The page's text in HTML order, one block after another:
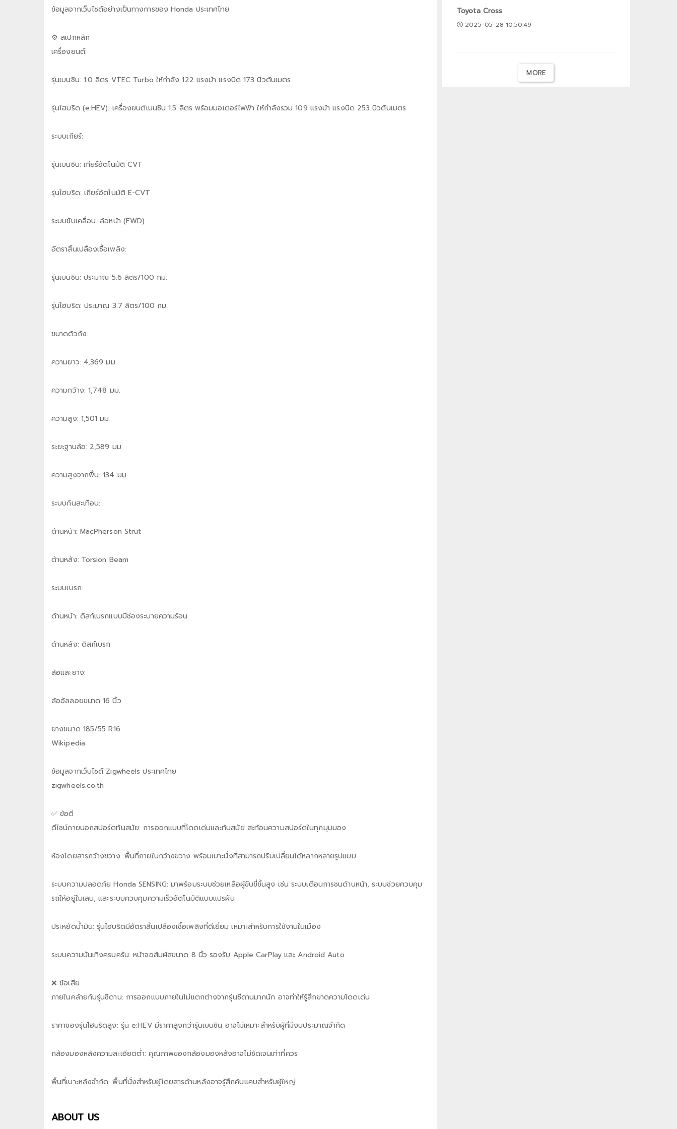
ข้อมูลจากเว็บไซต์อย่างเป็นทางการของ Honda ประเทศไทย
⚙️ สเปกหลัก
เครื่องยนต์:
รุ่นเบนซิน: 1.0 ลิตร VTEC Turbo ให้กำลัง 122 แรงม้า แรงบิด 173 นิวตันเมตร
รุ่นไฮบริด (e:HEV): เครื่องยนต์เบนซิน 1.5 ลิตร พร้อมมอเตอร์ไฟฟ้า ให้กำลังรวม 109 แรงม้า แรงบิด 253 นิวตันเมตร
ระบบเกียร์:
รุ่นเบนซิน: เกียร์อัตโนมัติ CVT
รุ่นไฮบริด: เกียร์อัตโนมัติ E-CVT
ระบบขับเคลื่อน: ล้อหน้า (FWD)
อัตราสิ้นเปลืองเชื้อเพลิง:
รุ่นเบนซิน: ประมาณ 5.6 ลิตร/100 กม.
รุ่นไฮบริด: ประมาณ 3.7 ลิตร/100 กม.
ขนาดตัวถัง:
ความยาว: 4,369 มม.
ความกว้าง: 1,748 มม.
ความสูง: 1,501 มม.
ระยะฐานล้อ: 2,589 มม.
ความสูงจากพื้น: 134 มม.
ระบบกันสะเทือน:
ด้านหน้า: MacPherson Strut
ด้านหลัง: Torsion Beam
ระบบเบรก:
ด้านหน้า: ดิสก์เบรกแบบมีช่องระบายความร้อน
ด้านหลัง: ดิสก์เบรก
ล้อและยาง:
ล้ออัลลอยขนาด 16 นิ้ว
ยางขนาด 185/55 R16
Wikipedia
ข้อมูลจากเว็บไซต์ Zigwheels ประเทศไทย
zigwheels.co.th
✅ ข้อดี
ดีไซน์ภายนอกสปอร์ตทันสมัย: การออกแบบที่โดดเด่นและทันสมัย สะท้อนความสปอร์ตในทุกมุมมอง
ห้องโดยสารกว้างขวาง: พื้นที่ภายในกว้างขวาง พร้อมเบาะนั่งที่สามารถปรับเปลี่ยนได้หลากหลายรูปแบบ
ระบบความปลอดภัย Honda SENSING: มาพร้อมระบบช่วยเหลือผู้ขับขี่ขั้นสูง เช่น ระบบเตือนการชนด้านหน้า, ระบบช่วยควบคุม
รถให้อยู่ในเลน, และระบบควบคุมความเร็วอัตโนมัติแบบแปรผัน
ประหยัดน้ำมัน: รุ่นไฮบริดมีอัตราสิ้นเปลืองเชื้อเพลิงที่ดีเยี่ยม เหมาะสำหรับการใช้งานในเมือง
ระบบความบันเทิงครบครัน: หน้าจอสัมผัสขนาด 8 นิ้ว รองรับ Apple CarPlay และ Android Auto
❌ ข้อเสีย
ภายในคล้ายกับรุ่นซีดาน: การออกแบบภายในไม่แตกต่างจากรุ่นซีดานมากนัก อาจทำให้รู้สึกขาดความโดดเด่น
ราคาของรุ่นไฮบริดสูง: รุ่น e:HEV มีราคาสูงกว่ารุ่นเบนซิน อาจไม่เหมาะสำหรับผู้ที่มีงบประมาณจำกัด
กล้องมองหลังความละเอียดต่ำ: คุณภาพของกล้องมองหลังอาจไม่ชัดเจนเท่าที่ควร
พื้นที่เบาะหลังจำกัด: พื้นที่นั่งสำหรับผู้โดยสารด้านหลังอาจรู้สึกคับแคบสำหรับผู้ใหญ่
ABOUT US
Toyota Cross
2025-05-28 10:50:49
MORE